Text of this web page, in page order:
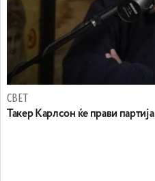
СВЕТ
Taкер Карлсон ќе прави партија